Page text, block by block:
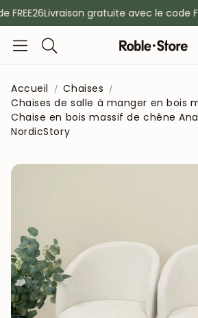
Livraison gratuite avec le code
Rechercher
Accueil
Chaises
Chaises de salle à manger en bois
Chaise en bois massif de chêne
NordicStory